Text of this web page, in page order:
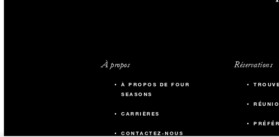
À propos
À PROPOS DE FOUR
SEASONS
CARRIÈRES
CONTACTEZ-NOUS
Réservations